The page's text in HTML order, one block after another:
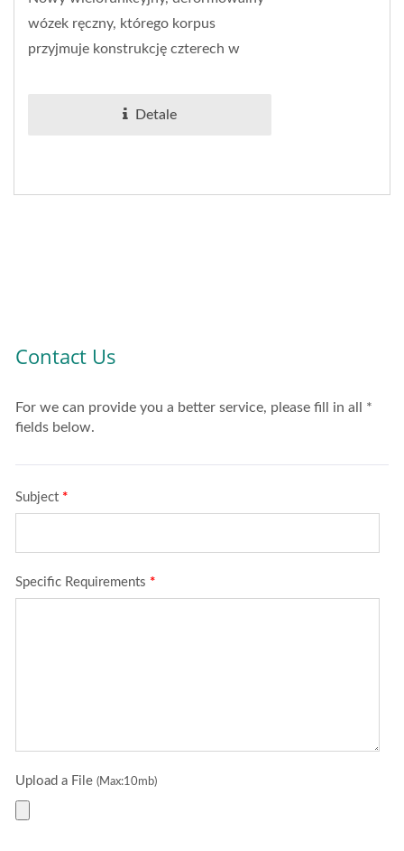
wózek ręczny, którego korpus
przyjmuje konstrukcję czterech w
Detale